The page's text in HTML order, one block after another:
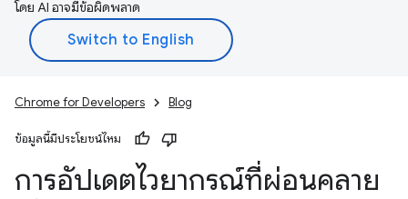
โดย AI อาจมีข้อผิดพลาด
Chrome for Developers Blog
ข้อมูลนี้มีประโยชน์ไหม
การอัปเดตไวยากรณ์ที่ผ่อนคลาย